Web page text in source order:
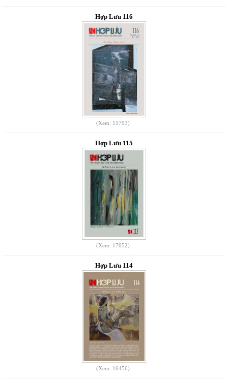
Hợp Lưu 116
(Xem: 15793)
Hợp Lưu 115
(Xem: 17052)
Hợp Lưu 114
(Xem: 16456)